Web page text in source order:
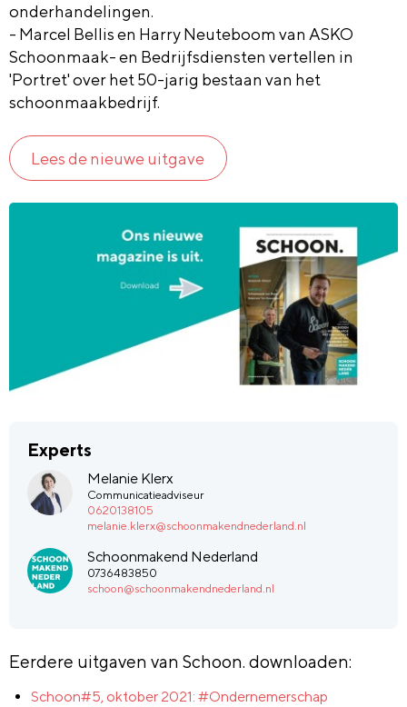
onderhandelingen.
- Marcel Bellis en Harry Neuteboom van ASKO
Schoonmaak- en Bedrijfsdiensten vertellen in
'Portret' over het 50-jarig bestaan van het
schoonmaakbedrijf.
Lees de nieuwe uitgave
Experts
Melanie Klerx
Communicatieadviseur
0620138105
melanie.klerx@schoonmakendnederland.nl
Schoonmakend Nederland
0736483850
schoon@schoonmakendnederland.nl
Eerdere uitgaven van Schoon. downloaden:
Schoon#5, oktober 2021: #Ondernemerschap